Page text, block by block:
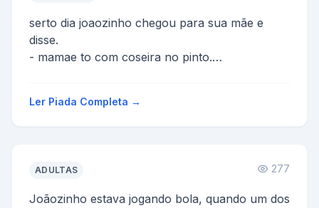
serto dia joaozinho chegou para sua mãe e
disse.
- mamae to com coseira no pinto.
...
Ler Piada Completa →
ADULTAS 277
Joãozinho estava jogando bola, quando um dos